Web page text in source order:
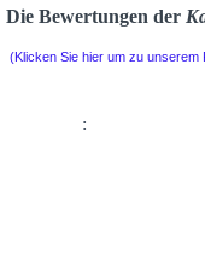
Die Bewertungen der
(Klicken Sie hier um zu
: